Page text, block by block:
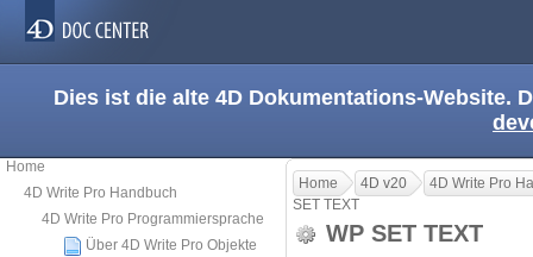
Dies ist die alte 4D Dokumentations-Website.
Home
4D Write Pro Handbuch
4D Write Pro Programmiersprache
Über 4D Write Pro Objekte
Home 4D v20
4D Write Pro
SET TEXT
WP SET TEXT